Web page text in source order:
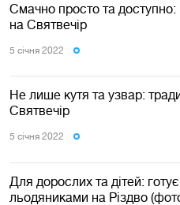
Смачно просто та доступно:
на Святвечір
5 сiчня 2022
Не лише кутя та узвар:
Святвечір
5 сiчня 2022
Для дорослих та дітей:
льодяниками на Різдво